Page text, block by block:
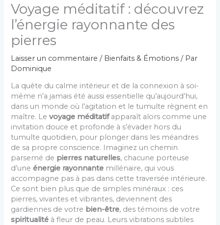
Voyage méditatif : découvrez
l’énergie rayonnante des
pierres
Laisser un commentaire / Bienfaits & Émotions / Par
Dominique
La quête du calme intérieur et de la connexion à soi-
même n’a jamais été aussi essentielle qu’aujourd’hui,
dans un monde où l’agitation et le tumulte règnent en
maître. Levoyage méditatifapparaît alors comme une
invitation douce et profonde à s’évader hors du
tumulte quotidien, pour plonger dans les méandres
de sa propre conscience. Imaginez un chemin
parsemé de pierres naturelles, chacune porteuse
d’uneénergie rayonnante millénaire, qui vous
accompagne pas à pas dans cette traversée intérieure.
Ce sont bien plus que de simples minéraux : ces
pierres, vivantes et vibrantes, deviennent des
gardiennes de votre bien-être, des témoins de votre
spiritualité à fleur de peau. Leurs vibrations subtiles